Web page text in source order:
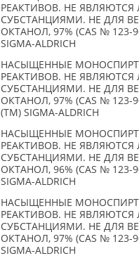
РЕАКТИВОВ. НЕ
СУБСТАНЦИЯМИ. НЕ ДЛЯ
ОКТАНОЛ, 97% (CAS № 123-
SIGMA-ALDRICH
НАСЫЩЕННЫЕ
РЕАКТИВОВ. НЕ
СУБСТАНЦИЯМИ. НЕ ДЛЯ
ОКТАНОЛ, 97% (CAS № 123-
(TM) SIGMA-ALDRICH
НАСЫЩЕННЫЕ
РЕАКТИВОВ. НЕ
СУБСТАНЦИЯМИ. НЕ ДЛЯ
ОКТАНОЛ, 96% (CAS № 123-
SIGMA-ALDRICH
НАСЫЩЕННЫЕ
РЕАКТИВОВ. НЕ
СУБСТАНЦИЯМИ. НЕ ДЛЯ
ОКТАНОЛ, 97% (CAS № 123-
SIGMA-ALDRICH